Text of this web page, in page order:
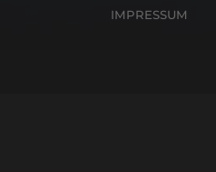
IMPRESSUM